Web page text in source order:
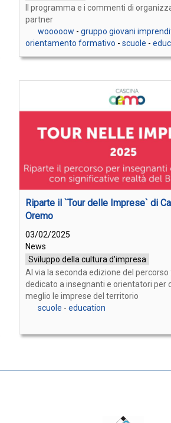
Il programma e i commenti di
partner
wooooow - gruppo giovani
orientamento formativo -scuole -
Riparte il `Tour delle Imprese` di
Oremo
03/02/2025
News
Sviluppo della cultura d'impresa
Al via la seconda edizione del
dedicato a insegnanti e orientatori per
meglio le imprese del territorio
scuole - education